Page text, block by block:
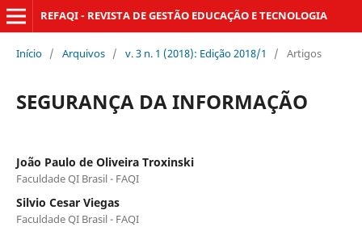
REFAQI - REVISTA DE GESTÃO EDUCAÇÃO E TECNOLOGIA
Início / Arquivos / v. 3 n. 1 (2018): Edição 2018/1 / Artigos
SEGURANÇA DA INFORMAÇÃO
João Paulo de Oliveira Troxinski
Faculdade QI Brasil - FAQI
Silvio Cesar Viegas
Faculdade QI Brasil - FAQI